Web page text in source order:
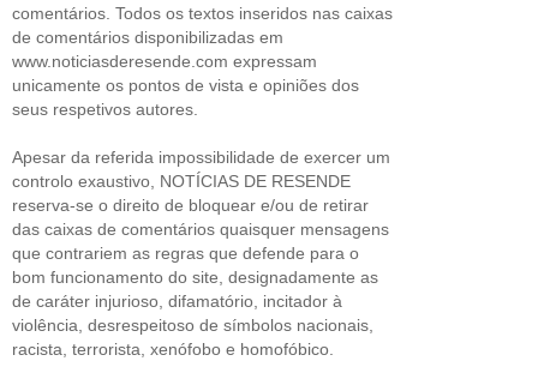
comentários. Todos os textos inseridos nas caixas
de comentários disponibilizadas em
www.noticiasderesende.com expressam
unicamente os pontos de vista e opiniões dos
seus respetivos autores.
Apesar da referida impossibilidade de exercer um
controlo exaustivo, NOTÍCIAS DE RESENDE
reserva-se o direito de bloquear e/ou de retirar
das caixas de comentários quaisquer mensagens
que contrariem as regras que defende para o
bom funcionamento do site, designadamente as
de caráter injurioso, difamatório, incitador à
violência, desrespeitoso de símbolos nacionais,
racista, terrorista, xenófobo e homofóbico.